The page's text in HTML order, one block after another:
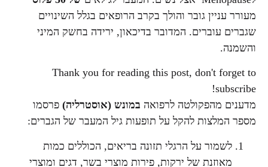
מעורר עניין גובר והולך בקרב הרופאים בגלל השינויים
שגברים עוברים. המדובר בדיכאון, ירידה בחשק המיני
והשמנה.
Thank you for reading this post, don't forget to
subscribe!
מדענים מהפקולטה לרפואה במונש (אוסטרליה) פרסמו
מספר המלצות להקל על תופעות גיל המעבר של הגברים:
לשמור על הרגלי תזונה בריאים, הכוללים כמות
מאוזנת של ירקות, פירות מוצרי בשר, דגים ומוצרי